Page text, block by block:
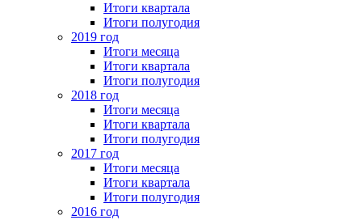
Итоги квартала
Итоги полугодия
2019 год
Итоги месяца
Итоги квартала
Итоги полугодия
2018 год
Итоги месяца
Итоги квартала
Итоги полугодия
2017 год
Итоги месяца
Итоги квартала
Итоги полугодия
2016 год